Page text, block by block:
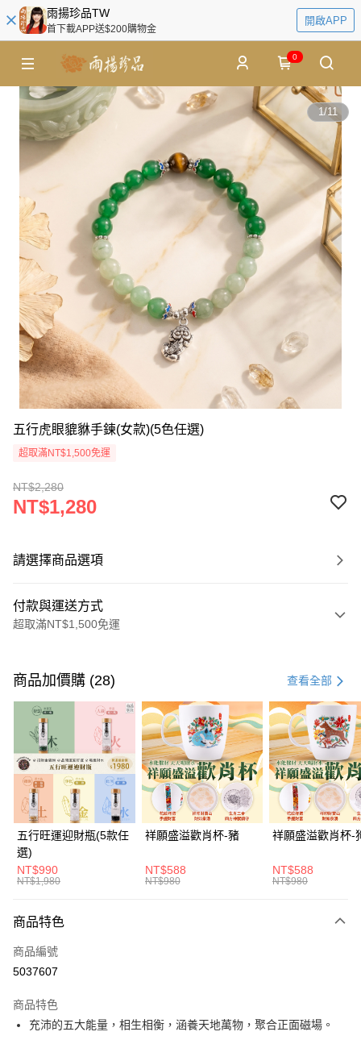
雨揚珍品TW
首下載APP送$200購物金
開啟APP
0
1/11
五行虎眼貔貅手鍊(女款)(5色任選)
超取滿NT$1,500免運
NT$2,280
NT$1,280
請選擇商品選項
付款與運送方式
超取滿NT$1,500免運
信用卡一次付款
LINE Pay
Apple Pay
街口支付
悠遊付
Google Pay
全支付
大哥付你分期
【大哥付你分期使用說明】
2.付款方式選擇「大哥付你分期」，訂單成立後會自動跳轉到大哥付的交易
流程，驗證手機門號後，選擇欲分期的期數、繳款截止日，確認付款後即完
3.實際核准額度、可分期數及費用金額請依後續交易確認頁面所載為準。
4.訂單成立30分鐘內，如未前往確認交易或遇審核未通過，訂單將自動取
消。如遇「轉專審核」未通過狀況，表示未達大哥付你分期系統評分，恕無
貨到付款
運送方式
付款後全家取貨(訂單門檻$4000以下)
商品加價購 (28) 查看全部
五行旺運迎財瓶(5款任
選)
NT$990
NT$1,980
祥願盛溢歡肖杯-豬
NT$588
NT$980
祥願盛溢歡肖杯-
NT$588
NT$980
商品特色
商品編號
5037607
商品特色
充沛的五大能量，相生相衡，涵養天地萬物，聚合正面磁場。